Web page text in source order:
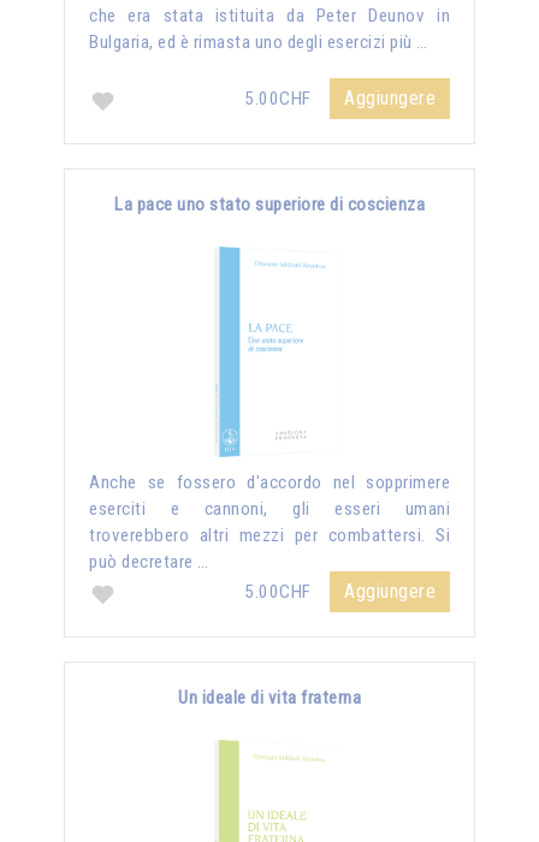
che era stata istituita da Peter Deunov in
Bulgaria, ed è rimasta uno degli esercizi più …
5.00CHF Aggiungere
La pace uno stato superiore di coscienza
Anche se fossero d'accordo nel sopprimere
eserciti e cannoni, gli esseri umani
troverebbero altri mezzi per combattersi. Si
può decretare …
5.00CHF
Aggiungere
Un ideale di vita fraterna